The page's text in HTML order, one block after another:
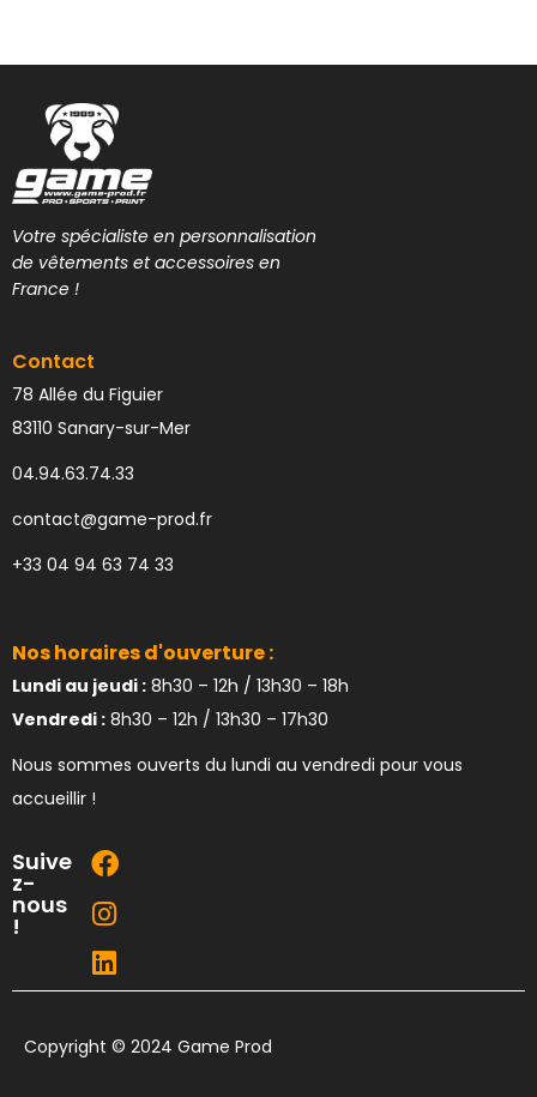
Votre spécialiste en personnalisation
de vêtements et accessoires en
France !
Contact
78 Allée du Figuier
83110 Sanary-sur-Mer
04.94.63.74.33
contact@game-prod.fr
+33 04 94 63 74 33
Nos horaires d'ouverture :
Lundi au jeudi : 8h30 – 12h / 13h30 – 18h
Vendredi : 8h30 – 12h / 13h30 – 17h30
Nous sommes ouverts du lundi au vendredi pour vous
accueillir !
Suive
z-
nous
!
Copyright © 2024 Game Prod